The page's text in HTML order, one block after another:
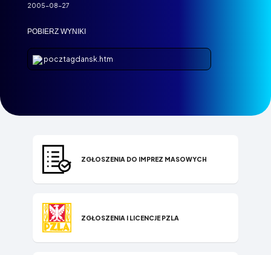
2005-08-27
POBIERZ WYNIKI
pocztagdansk.htm
ZGŁOSZENIA DO IMPREZ MASOWYCH
ZGŁOSZENIA I LICENCJE PZLA